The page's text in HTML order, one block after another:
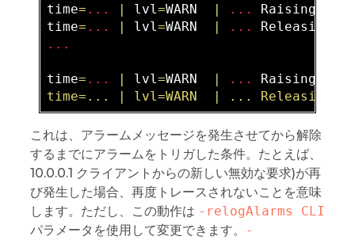
time= ... | lvl =WARN | ...
Raising
time= ... | lvl =WARN | ...
Releasing
...
time= ... | lvl =WARN | ... Raising
これは、アラームメッセージを発生させてから解除
するまでにアラームをトリガした条件。たとえば、
10.0.0.1 クライアントからの新しい無効な要求)が再
び発生した場合、再度トレースされないことを意味
します。ただし、この動作は -relogAlarms CLI
パラメータを使用して変更できます。
-